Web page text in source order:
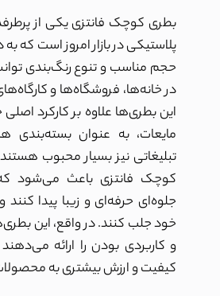
بطری کوچک فانتزی یکی از
پلاستیکی در بازار امروز است که
حجم مناسب و تنوع رنگ‌بندی
در خانه‌ها، فروشگاه‌ها و
این بطری‌ها علاوه بر کارکرد
مایعات، به عنوان بسته‌بندی
تبلیغاتی نیز بسیار محبوب
کوچک فانتزی باعث می‌شود
جلوه‌ای حرفه‌ای و زیبا پیدا
خود جلب کنند. در واقع، این
و کاربردی بودن را ارائه
کیفیت و ارزش بیشتری به